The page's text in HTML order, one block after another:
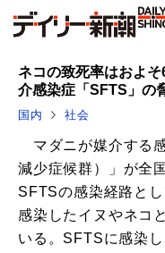
ネコの致死率はおよ
介感染症「SFTS」の
国内 社会
マダニが媒介する
減少症候群）」が全
SFTSの感染経路と
感染したイヌやネコ
いる。SFTSに感染